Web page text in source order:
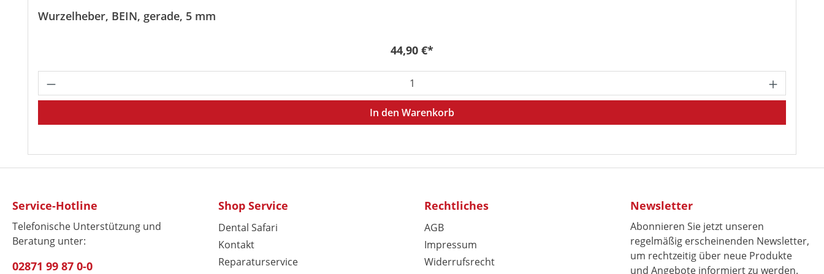
Wurzelheber, BEIN, gerade, 5 mm
Regulärer Preis:
44,90 €*
Produkt Anzahl: Gib den gewünschten Wert ein oder benutze die Schaltflächen um die Anzahl zu erhöhen oder zu
In den Warenkorb
Service-Hotline
Telefonische Unterstützung und
Beratung unter:
02871 99 87 0-0
Shop Service
Dental Safari
Kontakt
Reparaturservice
Rechtliches
AGB
Impressum
Widerrufsrecht
Newsletter
Abonnieren Sie jetzt unseren
regelmäßig erscheinenden Newsletter,
um rechtzeitig über neue Produkte
und Angebote informiert zu werden.